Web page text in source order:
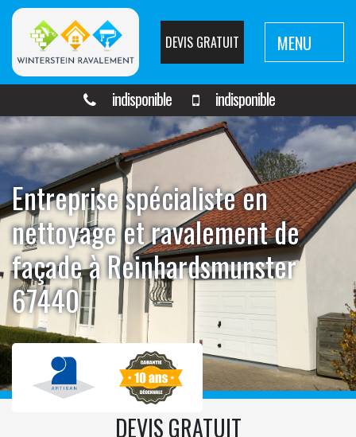
DEVIS GRATUIT MENU
indisponible indisponible
Entreprise spécialiste en
nettoyage et ravalement de
façade à Reinhardsmunster
67440
DEVIS GRATUIT